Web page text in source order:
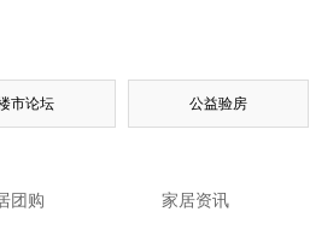
市论坛 公益验房
团购 家居资讯